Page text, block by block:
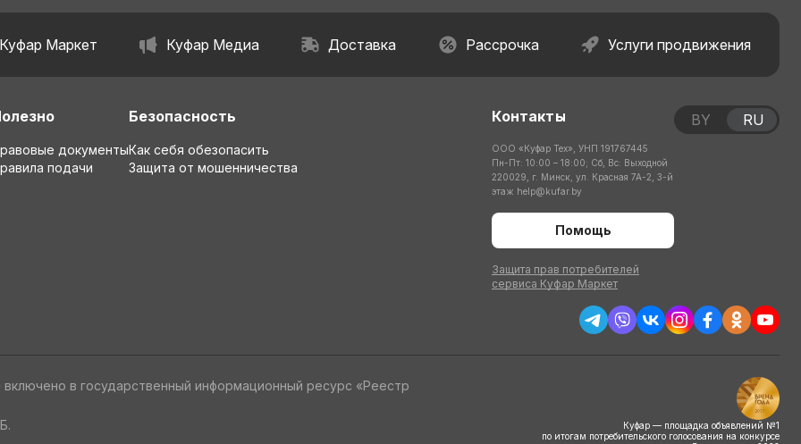
Куфар Маркет Куфар Медиа Доставка Рассрочка Услуги продвижения
документы
подачи
Безопасность
Как себя обезопасить
Защита от мошенничества
Контакты
ООО «Куфар Тех», УНП 191767445
Пн-Пт: 10:00 – 18:00; Сб, Вс: Выходной
220029, г. Минск, ул. Красная 7А-2, 3-й
этаж help@kufar.by
Помощь
Защита прав потребителей
сервиса Куфар Маркет
BY RU
в государственный информационный ресурс «Реестр
Куфар — площадка объявлений №1
по итогам потребительского голосования на конкурсе